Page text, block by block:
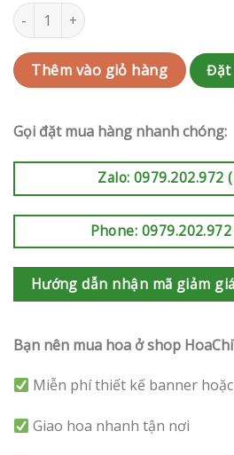
Giỏ hoa sinh nhật | RAK-AK842 số
Thêm vào giỏ hàng Đặt
Gọi đặt mua hàng nhanh chóng:
Zalo: 0979.202.972
Phone:
Hướng dẫn nhận mã giảm
Bạn nên mua hoa ở shop
Miễn phí thiết kế banner
Giao hoa nhanh tận nơi